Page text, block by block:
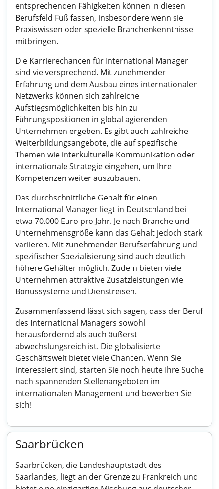
entsprechenden Fähigkeiten können in diesen
Berufsfeld Fuß fassen, insbesondere wenn sie
Praxiswissen oder spezielle Branchenkenntnisse
mitbringen.
Die Karrierechancen für International Manager
sind vielversprechend. Mit zunehmender
Erfahrung und dem Ausbau eines internationalen
Netzwerks können sich zahlreiche
Aufstiegsmöglichkeiten bis hin zu
Führungspositionen in global agierenden
Unternehmen ergeben. Es gibt auch zahlreiche
Weiterbildungsangebote, die auf spezifische
Themen wie interkulturelle Kommunikation oder
internationale Strategie eingehen, um Ihre
Kompetenzen weiter auszubauen.
Das durchschnittliche Gehalt für einen
International Manager liegt in Deutschland bei
etwa 70.000 Euro pro Jahr. Je nach Branche und
Unternehmensgröße kann das Gehalt jedoch stark
variieren. Mit zunehmender Berufserfahrung und
spezifischer Spezialisierung sind auch deutlich
höhere Gehälter möglich. Zudem bieten viele
Unternehmen attraktive Zusatzleistungen wie
Bonussysteme und Dienstreisen.
Zusammenfassend lässt sich sagen, dass der Beruf
des International Managers sowohl
herausfordernd als auch äußerst
abwechslungsreich ist. Die globalisierte
Geschäftswelt bietet viele Chancen. Wenn Sie
interessiert sind, starten Sie noch heute Ihre Suche
nach spannenden Stellenangeboten im
internationalen Management und bewerben Sie
sich!
Saarbrücken
Saarbrücken, die Landeshauptstadt des
Saarlandes, liegt an der Grenze zu Frankreich und